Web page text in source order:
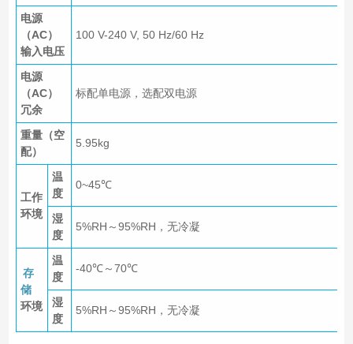
电源
（AC）
输入电压
100 V-240 V, 50 Hz/60 Hz
电源
（AC）
冗余
标配单电源，选配双电源
重量（空
配）
5.95kg
工作
环境
温
度
0~45℃
湿
度
5%RH～95%RH，无冷凝
存
储
环境
温
度
-40℃～70℃
湿
度
5%RH～95%RH，无冷凝